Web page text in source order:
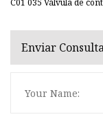
C01 035 Válvula de
Enviar